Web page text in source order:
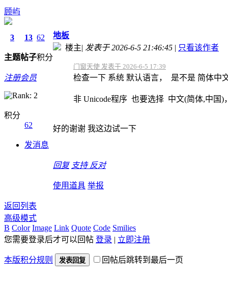
顾屿
3
主题
13
帖子
62
积分
注册会员
积分
62
发消息
地板
楼主| 发表于 2026-6-5 21:46:45 | 只看该作者
门窗天使 发表于 2026-6-5 17:39
检查一下 系统 默认语言， 是不是 简体中
非 Unicode程序 也要选择 中文(简体,中国
好的谢谢 我这边试一下
回复 支持 反对
使用道具 举报
返回列表
高级模式
B Color Image Link Quote Code Smilies
您需要登录后才可以回帖 登录 | 立即注册
本版积分规则 发表回复 回帖后跳转到最后一页